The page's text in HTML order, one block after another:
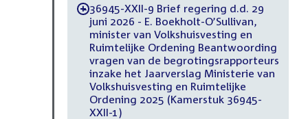
-36945-XXII-9 Brief regering d.d. 29
juni 2026 - E. Boekholt-O’Sullivan,
minister van Volkshuisvesting en
Ruimtelijke Ordening Beantwoording
vragen van de begrotingsrapporteurs
inzake het Jaarverslag Ministerie van
Volkshuisvesting en Ruimtelijke
Ordening 2025 (Kamerstuk 36945-
XXII-1)